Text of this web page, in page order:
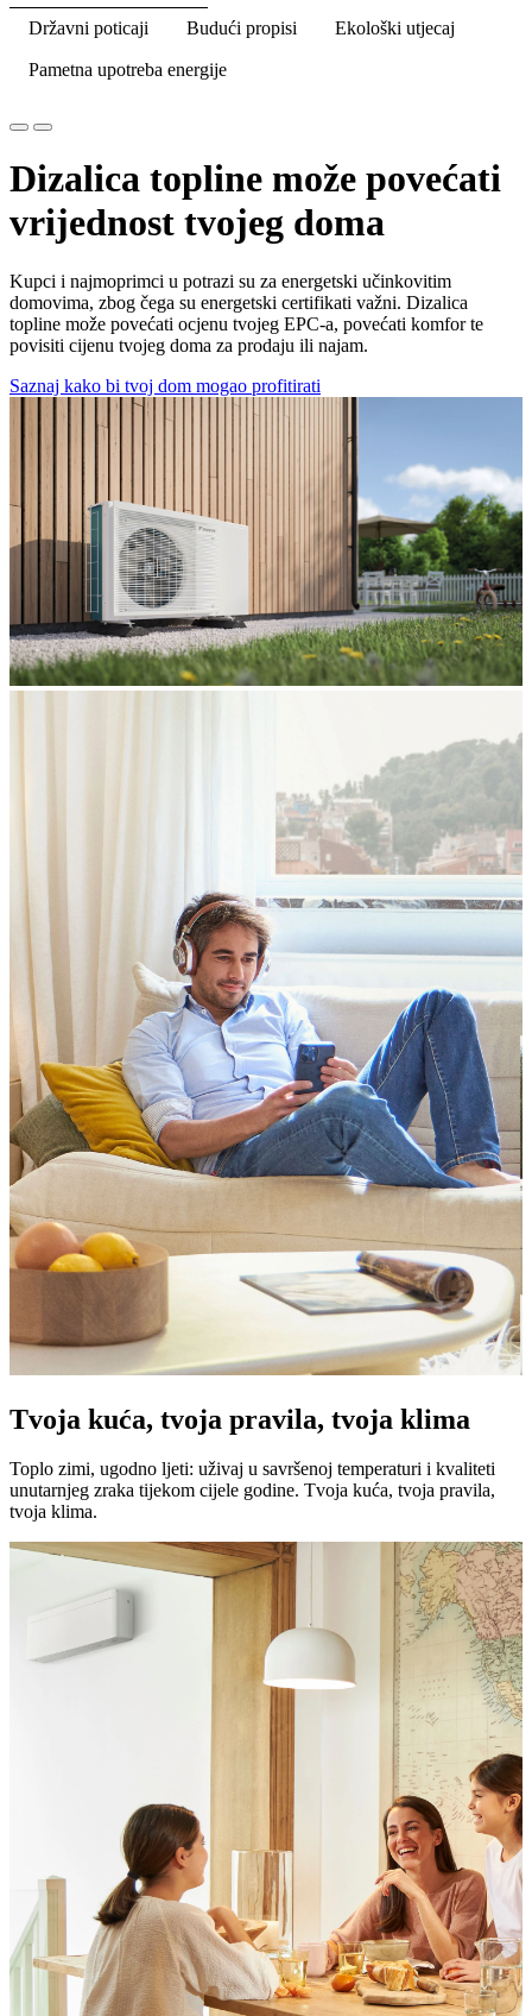
Državni poticaji Budući propisi Ekološki utjecaj
Pametna upotreba energije
Dizalica topline može povećati
vrijednost tvojeg doma
Kupci i najmoprimci u potrazi su za energetski učinkovitim
domovima, zbog čega su energetski certifikati važni. Dizalica
topline može povećati ocjenu tvojeg EPC-a, povećati komfor te
povisiti cijenu tvojeg doma za prodaju ili najam.
Saznaj kako bi tvoj dom mogao profitirati
Tvoja kuća, tvoja pravila, tvoja klima
Toplo zimi, ugodno ljeti: uživaj u savršenoj temperaturi i kvaliteti
unutarnjeg zraka tijekom cijele godine. Tvoja kuća, tvoja pravila,
tvoja klima.